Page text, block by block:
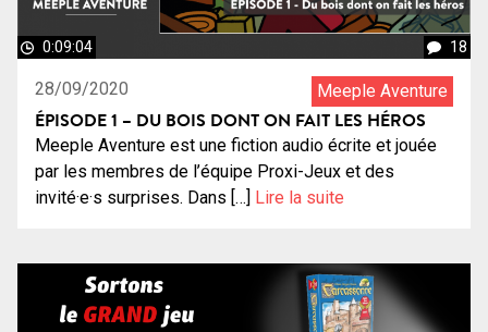
0:09:04 18
28/09/2020 Meeple Aventure
ÉPISODE 1 – DU BOIS DONT ON FAIT LES HÉROS
Meeple Aventure est une fiction audio écrite et jouée
par les membres de l’équipe Proxi-Jeux et des
invité·e·s surprises. Dans […] Lire la suite